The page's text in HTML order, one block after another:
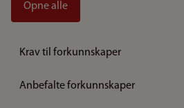
Opne alle
Krav til forkunnskaper
Anbefalte forkunnskaper